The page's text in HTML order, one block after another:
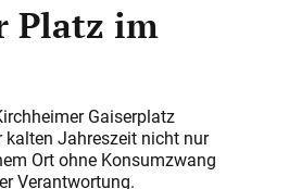
Platz im
Gaiserplatz
kalten Jahreszeit nicht nur
Ort ohne Konsumzwang
Verantwortung.